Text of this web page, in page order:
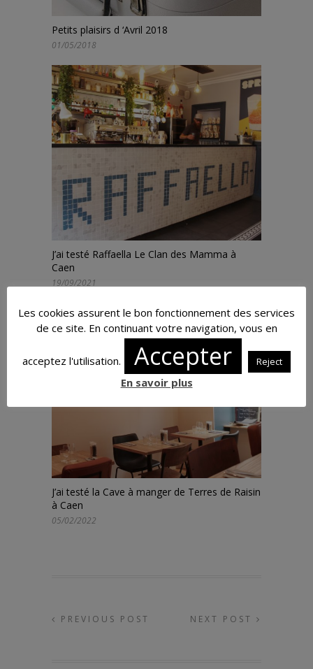
Petits plaisirs d ‘Avril 2018
01/05/2018
J’ai testé Raffaella Le Clan des Mamma à
Caen
19/09/2021
J’ai testé la Cave à manger de Terres de Raisin
à Caen
05/02/2022
PREVIOUS POST NEXT POST
Les cookies assurent le bon fonctionnement des services
de ce site. En continuant votre navigation, vous en
acceptez l'utilisation. Accepter Reject
En savoir plus